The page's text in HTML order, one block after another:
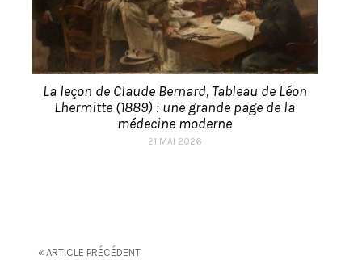
La leçon de Claude Bernard, Tableau de Léon
Lhermitte (1889) : une grande page de la
médecine moderne
21 MAI 2026
« ARTICLE PRÉCÉDENT